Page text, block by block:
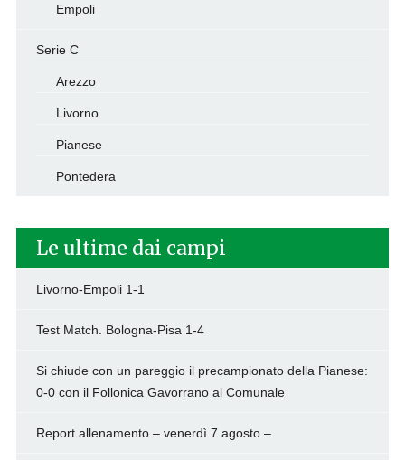
Empoli
Serie C
Arezzo
Livorno
Pianese
Pontedera
Le ultime dai campi
Livorno-Empoli 1-1
Test Match. Bologna-Pisa 1-4
Si chiude con un pareggio il precampionato della Pianese:
0-0 con il Follonica Gavorrano al Comunale
Report allenamento – venerdì 7 agosto –